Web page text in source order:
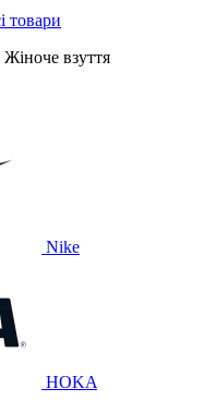
Жіноче взуття
Nike
HOKA